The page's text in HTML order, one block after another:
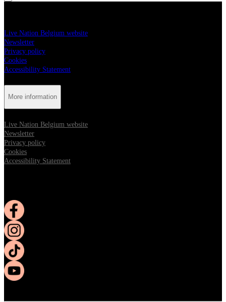
Live Nation Belgium website
Newsletter
Privacy policy
Cookies
Accessibility Statement
More information
Live Nation Belgium website
Newsletter
Privacy policy
Cookies
Accessibility Statement
Opens in new tab
Opens in new tab
Opens in new tab
Opens in new tab